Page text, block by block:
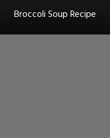
Broccoli Soup Recipe